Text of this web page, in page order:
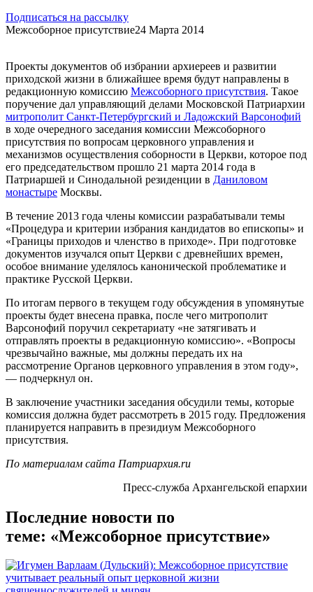
Подписаться на рассылку
Межсоборное присутствие24 Марта 2014
Проекты документов об избрании архиереев и развитии
приходской жизни в ближайшее время будут направлены в
редакционную комиссию Межсоборного присутствия. Такое
поручение дал управляющий делами Московской Патриархии
митрополит Санкт-Петербургский и Ладожский Варсонофий
в ходе очередного заседания комиссии Межсоборного
присутствия по вопросам церковного управления и
механизмов осуществления соборности в Церкви, которое под
его председательством прошло 21 марта 2014 года в
Патриаршей и Синодальной резиденции в Даниловом
монастыре Москвы.
В течение 2013 года члены комиссии разрабатывали темы
«Процедура и критерии избрания кандидатов во епископы» и
«Границы приходов и членство в приходе». При подготовке
документов изучался опыт Церкви с древнейших времен,
особое внимание уделялось канонической проблематике и
практике Русской Церкви.
По итогам первого в текущем году обсуждения в упомянутые
проекты будет внесена правка, после чего митрополит
Варсонофий поручил секретариату «не затягивать и
отправлять проекты в редакционную комиссию». «Вопросы
чрезвычайно важные, мы должны передать их на
рассмотрение Органов церковного управления в этом году»,
— подчеркнул он.
В заключение участники заседания обсудили темы, которые
комиссия должна будет рассмотреть в 2015 году. Предложения
планируется направить в президиум Межсоборного
присутствия.
По материалам сайта Патриархия.ru
Пресс-служба Архангельской епархии
Последние новости по
теме: «Межсоборное присутствие»